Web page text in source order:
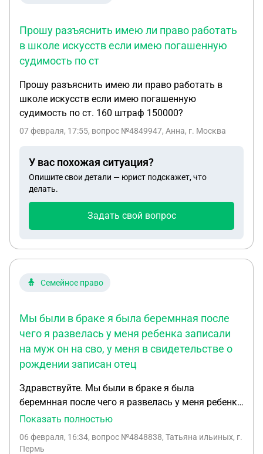
Прошу разъяснить имею ли право работать
в школе искусств если имею погашенную
судимость по ст
Прошу разъяснить имею ли право работать в
школе искусств если имею погашенную
судимость по ст. 160 штраф 150000?
07 февраля, 17:55, вопрос №4849947, Анна, г. Москва
У вас похожая ситуация?
Опишите свои детали — юрист подскажет, что
делать.
Задать свой вопрос
Семейное право
Мы были в браке я была беремнная после
чего я развелась у меня ребенка записали
на муж он на сво, у меня в свидетельстве о
рождении записан отец
Здравствуйте. Мы были в браке я была
беремнная после чего я развелась у меня ребенка
записали на муж он на сво,у меня в свидетельстве
отцовств . Если будет суд мне нужно будет
Показать полностью
06 февраля, 16:34, вопрос №4848838, Татьяна ильиных, г.
Пермь